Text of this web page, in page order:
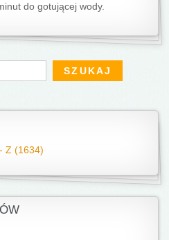
do gotującej wody.
Z (1634)